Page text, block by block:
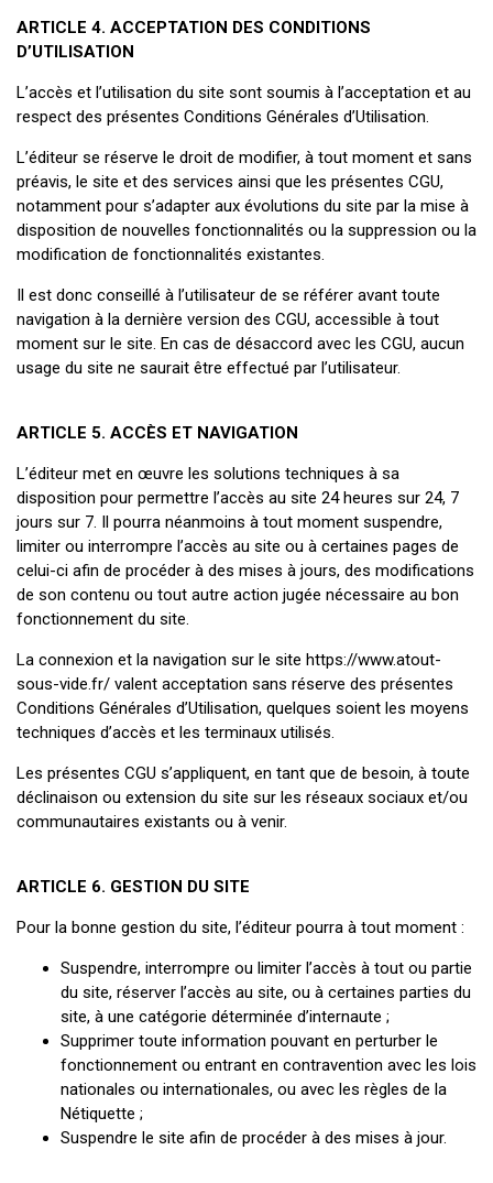
ARTICLE 4. ACCEPTATION DES CONDITIONS
D’UTILISATION
L’accès et l’utilisation du site sont soumis à l’acceptation et au
respect des présentes Conditions Générales d’Utilisation.
L’éditeur se réserve le droit de modifier, à tout moment et sans
préavis, le site et des services ainsi que les présentes CGU,
notamment pour s’adapter aux évolutions du site par la mise à
disposition de nouvelles fonctionnalités ou la suppression ou la
modification de fonctionnalités existantes.
Il est donc conseillé à l’utilisateur de se référer avant toute
navigation à la dernière version des CGU, accessible à tout
moment sur le site. En cas de désaccord avec les CGU, aucun
usage du site ne saurait être effectué par l’utilisateur.
ARTICLE 5. ACCÈS ET NAVIGATION
L’éditeur met en œuvre les solutions techniques à sa
disposition pour permettre l’accès au site 24 heures sur 24, 7
jours sur 7. Il pourra néanmoins à tout moment suspendre,
limiter ou interrompre l’accès au site ou à certaines pages de
celui-ci afin de procéder à des mises à jours, des modifications
de son contenu ou tout autre action jugée nécessaire au bon
fonctionnement du site.
La connexion et la navigation sur le site https://www.atout-
sous-vide.fr/ valent acceptation sans réserve des présentes
Conditions Générales d’Utilisation, quelques soient les moyens
techniques d’accès et les terminaux utilisés.
Les présentes CGU s’appliquent, en tant que de besoin, à toute
déclinaison ou extension du site sur les réseaux sociaux et/ou
communautaires existants ou à venir.
ARTICLE 6. GESTION DU SITE
Pour la bonne gestion du site, l’éditeur pourra à tout moment :
Suspendre, interrompre ou limiter l’accès à tout ou partie
du site, réserver l’accès au site, ou à certaines parties du
site, à une catégorie déterminée d’internaute ;
Supprimer toute information pouvant en perturber le
fonctionnement ou entrant en contravention avec les lois
nationales ou internationales, ou avec les règles de la
Nétiquette ;
Suspendre le site afin de procéder à des mises à jour.